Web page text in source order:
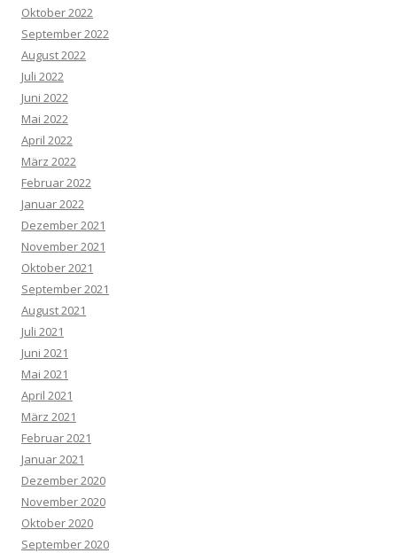
Oktober 2022
September 2022
August 2022
Juli 2022
Juni 2022
Mai 2022
April 2022
März 2022
Februar 2022
Januar 2022
Dezember 2021
November 2021
Oktober 2021
September 2021
August 2021
Juli 2021
Juni 2021
Mai 2021
April 2021
März 2021
Februar 2021
Januar 2021
Dezember 2020
November 2020
Oktober 2020
September 2020